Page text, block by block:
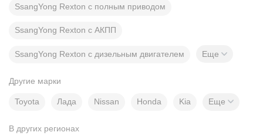
SsangYong Rexton с полным приводом
SsangYong Rexton с АКПП
SsangYong Rexton с дизельным двигателем Еще
Другие марки
Toyota Лада Nissan Honda Kia Еще
В других регионах